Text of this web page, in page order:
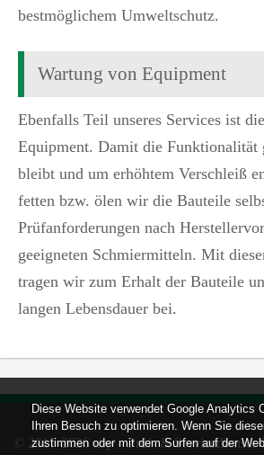
bestmöglichem Umweltschutz.
Wartung von Equipment
Ebenfalls Teil unseres Services ist
Equipment. Damit die Funktionalität
bleibt und um erhöhtem Verschleiß
fetten bzw. ölen wir die Bauteile
Prüfanforderungen nach
geeigneten Schmiermitteln. Mit
tragen wir zum Erhalt der Bauteile
langen Lebensdauer bei.
© 2017-2026 nsp – Prüf- & Servicedienste
Diese Website verwendet Google Analytics
Ihren Besuch zu optimieren. Wenn Sie
zustimmen oder mit dem Surfen auf der